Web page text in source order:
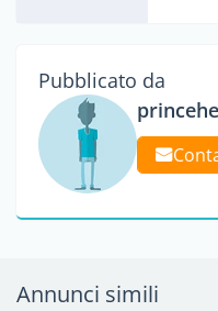
Pubblicato da
Annunci simili